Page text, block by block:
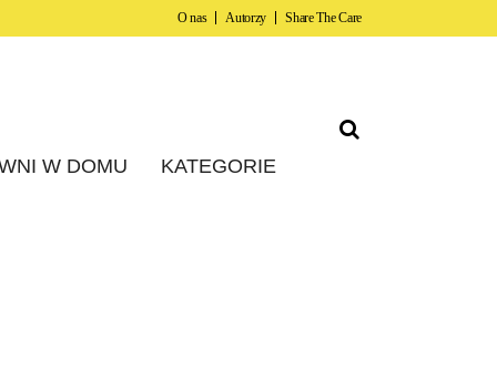
O nas Autorzy Share The Care
W DOMU KATEGORIE